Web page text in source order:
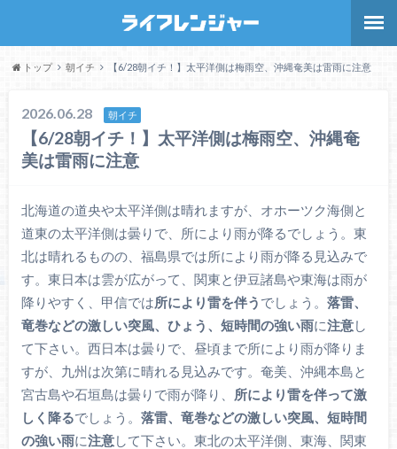
トップ 朝イチ 【6/28朝イチ！】太平洋側は梅雨空、沖縄奄美は雷雨に注意
2026.06.28 朝イチ
【6/28朝イチ！】太平洋側は梅雨空、沖縄奄
美は雷雨に注意
北海道の道央や太平洋側は晴れますが、オホーツク海側と
道東の太平洋側は曇りで、所により雨が降るでしょう。東
北は晴れるものの、福島県では所により雨が降る見込みで
す。東日本は雲が広がって、関東と伊豆諸島や東海は雨が
降りやすく、甲信では所により雷を伴う でしょう。 落雷、
竜巻などの激しい突風、ひょう、短時間の強い雨に注意し
て下さい。西日本は曇りで、昼頃まで所により雨が降りま
すが、九州は次第に晴れる見込みです。奄美、沖縄本島と
宮古島や石垣島は曇りで雨が降り、 所により雷を伴って激
しく降るでしょう。 落雷、竜巻などの激しい突風、短時間
の強い雨に注意して下さい。東北の太平洋側、東海、関東